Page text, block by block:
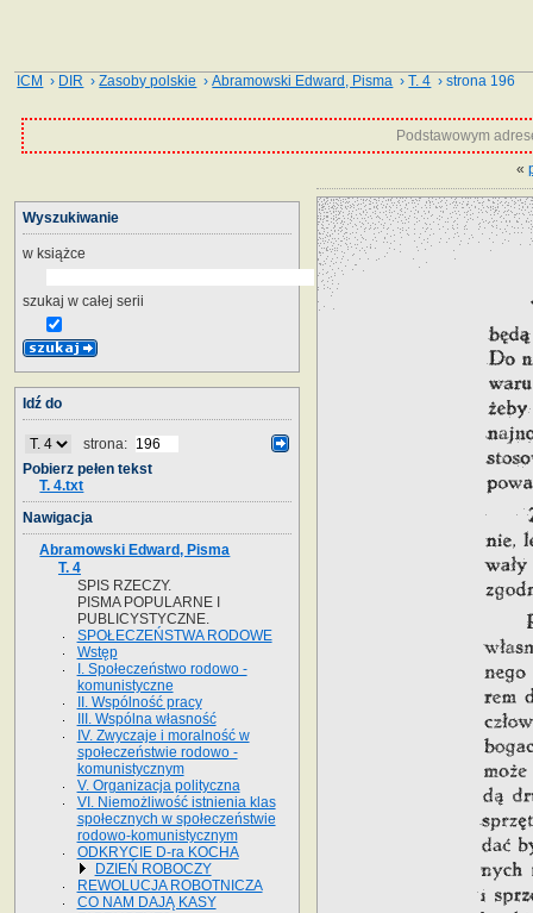
ICM › DIR ›Zasoby polskie ›Abramowski Edward, Pisma ›T. 4 › strona 196
Podstawowym
«
Wyszukiwanie
w książce
szukaj w całej serii
Idź do
strona:
Pobierz pełen tekst
T. 4.txt
Nawigacja
Abramowski Edward, Pisma
T. 4
SPIS RZECZY.
PISMA POPULARNE I
PUBLICYSTYCZNE.
SPOŁECZEŃSTWA RODOWE
Wstęp
I. Społeczeństwo rodowo -
komunistyczne
II. Wspólność pracy
III. Wspólna własność
IV. Zwyczaje i moralność w
społeczeństwie rodowo -
komunistycznym
V. Organizacja polityczna
VI. Niemożliwość istnienia klas
społecznych w społeczeństwie
rodowo-komunistycznym
ODKRYCIE D-ra KOCHA
DZIEŃ ROBOCZY
REWOLUCJA ROBOTNICZA
CO NAM DAJĄ KASY